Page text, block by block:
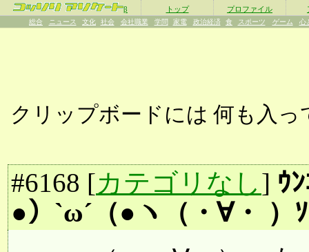
β トップ プロファイル
総合 ニュース 文化 社会 会社職業 学問 家電 政治経済 食 スポーツ ゲーム 心
クリップボードには 何も入っ
#6168 [カテゴリなし] ｳ
●）`ω´（●ヽ（・∀・ ）